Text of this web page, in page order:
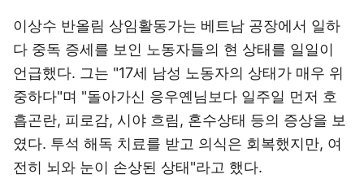
이상수 반올림 상임활동가는 베트남 공장에서 일하
다 중독 증세를 보인 노동자들의 현 상태를 일일이
언급했다. 그는 "17세 남성 노동자의 상태가 매우 위
중하다"며 "돌아가신 응우옌님보다 일주일 먼저 호
흡곤란, 피로감, 시야 흐림, 혼수상태 등의 증상을 보
였다. 투석 해독 치료를 받고 의식은 회복했지만, 여
전히 뇌와 눈이 손상된 상태"라고 했다.